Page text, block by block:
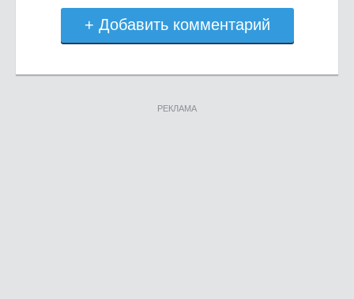
+ Добавить комментарий
РЕКЛАМА